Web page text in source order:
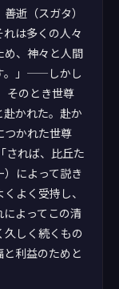
逝（スガタ）
は多くの人々
め、神々と人間
。」——しかし
そのとき世尊
かれた。赴か
つかれた世尊
されば、比丘た
によって説き
よく受持し、
よってこの清
久しく続くもの
利益のためと